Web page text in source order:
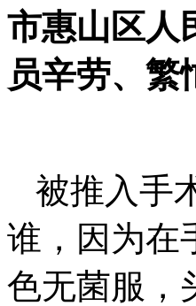
市惠山区人
员辛劳、繁
被推入手
谁，因为在
色无菌服，